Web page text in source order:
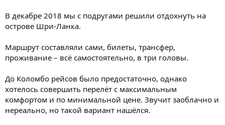
В декабре 2018 мы с подругами решили отдохнуть на
острове Шри-Ланка.
Маршрут составляли сами, билеты, трансфер,
проживание – всё самостоятельно, в три головы.
До Коломбо рейсов было предостаточно, однако
хотелось совершить перелёт с максимальным
комфортом и по минимальной цене. Звучит заоблачно и
нереально, но такой вариант нашёлся.